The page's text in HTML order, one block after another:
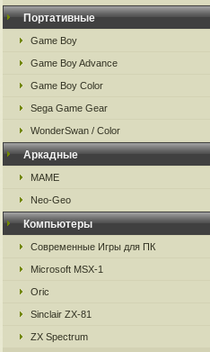
Портативные
Game Boy
Game Boy Advance
Game Boy Color
Sega Game Gear
WonderSwan / Color
Аркадные
MAME
Neo-Geo
Компьютеры
Современные Игры для ПК
Microsoft MSX-1
Oric
Sinclair ZX-81
ZX Spectrum